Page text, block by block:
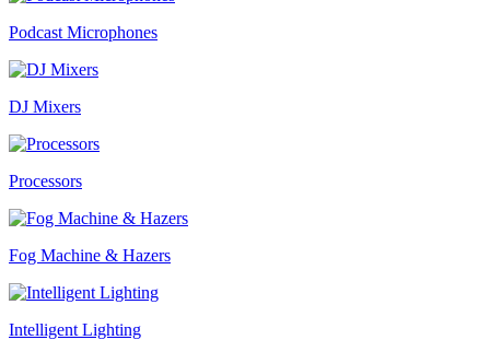
Podcast Microphones
DJ Mixers
Processors
Fog Machine & Hazers
Intelligent Lighting